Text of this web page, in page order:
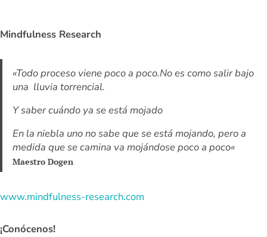
Mindfulness Research
«Todo proceso viene poco a poco.No es como salir bajo
una lluvia torrencial.
Y saber cuándo ya se está mojado
En la niebla uno no sabe que se está mojando, pero a
medida que se camina va mojándose poco a poco«
Maestro Dogen
www.mindfulness-research.com
¡Conócenos!